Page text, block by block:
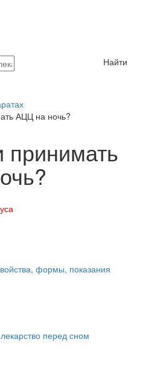
Найти
АЦЦ на ночь?
формы, показания
перед сном